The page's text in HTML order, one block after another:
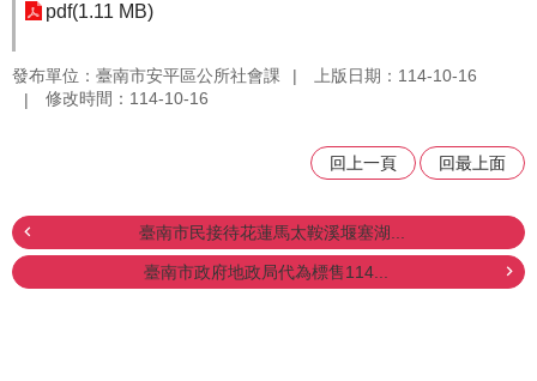
pdf(1.11 MB)
發布單位：臺南市安平區公所社會課
上版日期：114-10-16
修改時間：114-10-16
回上一頁 回最上面
臺南市民接待花蓮馬太鞍溪堰塞湖...
臺南市政府地政局代為標售114...